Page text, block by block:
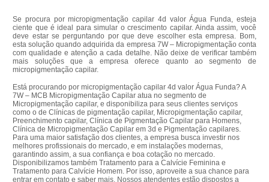
Se procura por micropigmentação capilar 4d valor Água Funda, esteja
ciente que é ideal para simular o crescimento capilar. Ainda assim, você
deve estar se perguntando por que deve escolher esta empresa. Bom,
esta solução quando adquirida da empresa 7W – Micropigmentação conta
com qualidade e atenção a cada detalhe. Não deixe de verificar também
mais soluções que a empresa oferece quanto ao segmento de
micropigmentação capilar.
Está procurando por micropigmentação capilar 4d valor Água Funda? A
7W – MCB Micropigmentação Capilar atua no segmento de
Micropigmentação capilar, e disponibiliza para seus clientes serviços
como o de Clínicas de pigmentação capilar, Micropigmentação capilar,
Preenchimento capilar, Clínica de Pigmentação Capilar para Homens,
Clínica de Micropigmentação Capilar em 3d e Pigmentação capilares.
Para uma maior satisfação dos clientes, a empresa busca investir nos
melhores profissionais do mercado, e em instalações modernas,
garantindo assim, a sua confiança e boa cotação no mercado.
Disponibilizamos também Tratamento para a Calvície Feminina e
Tratamento para Calvície Homem. Por isso, aproveite a sua chance para
entrar em contato e saber mais. Nossos atendentes estão dispostos a